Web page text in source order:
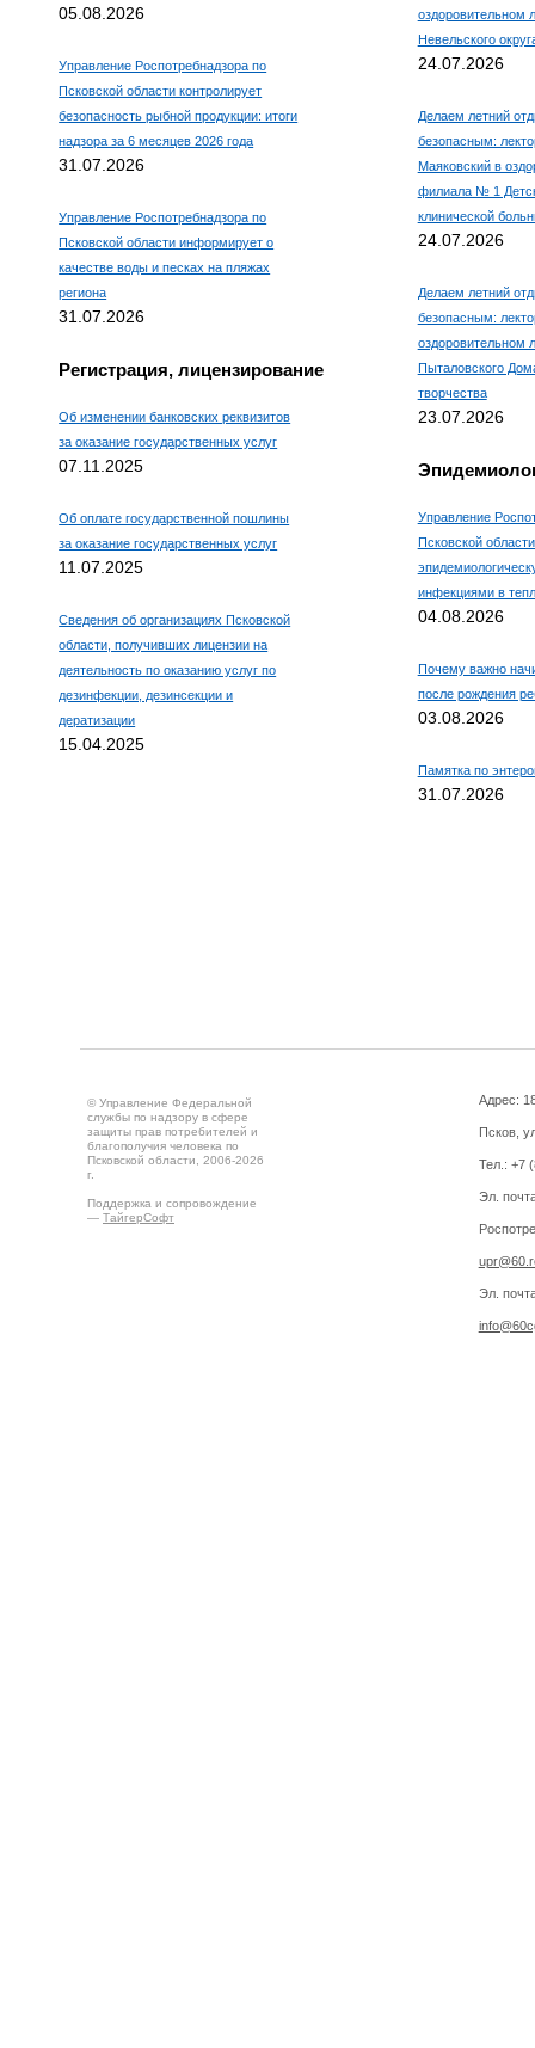
05.08.2026
Управление Роспотребнадзора по
Псковской области контролирует
безопасность рыбной продукции: итоги
надзора за 6 месяцев 2026 года
31.07.2026
Управление Роспотребнадзора по
Псковской области информирует о
качестве воды и песках на пляжах
региона
31.07.2026
Регистрация, лицензирование
Об изменении банковских реквизитов
за оказание государственных услуг
07.11.2025
Об оплате государственной пошлины
за оказание государственных услуг
11.07.2025
Сведения об организациях Псковской
области, получивших лицензии на
деятельность по оказанию услуг по
дезинфекции, дезинсекции и
дератизации
15.04.2025
оздоровительном
Невельского
24.07.2026
Делаем летний
безопасным:
Маяковский в
филиала № 1
клинической
24.07.2026
Делаем летний
безопасным:
оздоровительном
Пыталовского
творчества
23.07.2026
Управление
Псковской
инфекциями в
04.08.2026
Почему важно
после рождения
03.08.2026
Памятка по
31.07.2026
© Управление Федеральной
службы по надзору в сфере
защиты прав потребителей и
благополучия человека по
Псковской области, 2006-2026
г.
Поддержка и сопровождение
— ТайгерСофт
Адрес:
Псков,
Тел.: +7
Эл.
Эл.